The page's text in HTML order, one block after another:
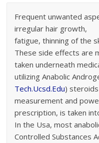
Frequent unwanted
irregular hair growth,
fatigue, thinning of the
These side effects are
taken underneath
utilizing Anabolic
Tech.Ucsd.Edu)
measurement and
prescription, is taken
In the Usa, most
Controlled Substances